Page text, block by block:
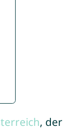
, der